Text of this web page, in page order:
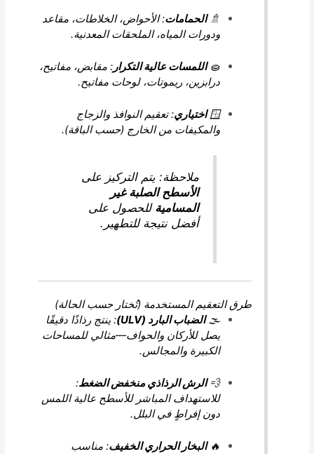
الحمامات : الأحواض، الخلاطات، مقاعد
ودورات المياه، الملحقات المعدنية.
اللمسات عالية التكرار: مقابض، مفاتيح،
درابزين، ريموتات، لوحات مفاتيح.
اختياري: تعقيم النوافذ والزجاج
والمكيفات من الخارج (حسب الباقة).
ملاحظة: يتم التركيز على
الأسطح الصلبة غير
للحصول على
أفضل نتيجة للتطهير.
طرق التعقيم المستخدمة (تُختار حسب الحالة)
الضباب البارد (ULV)
: ينتج رذاذًا دقيقًا
يصل للأركان والحواف—مثالي للمساحات
الكبيرة والمجالس.
الرش الرذاذي منخفض الضغط:
للاستهداف المباشر للأسطح عالية اللمس
دون إفراطٍ في البلل.
البخار الحراري الخفيف: مناسب